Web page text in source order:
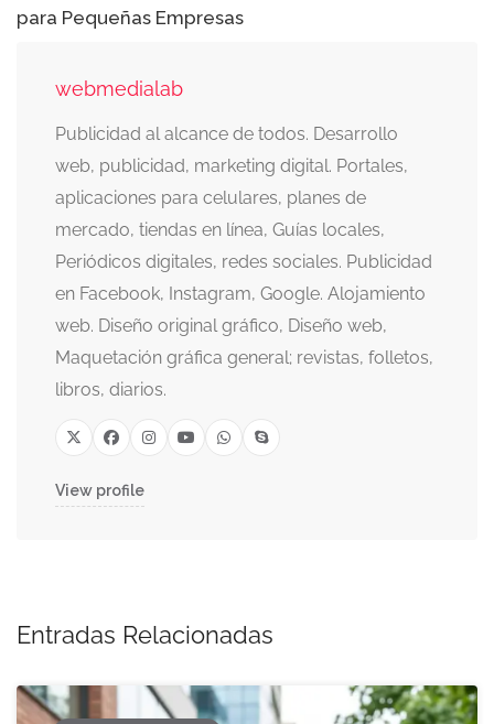
para Pequeñas Empresas
webmedialab
Publicidad al alcance de todos. Desarrollo
web, publicidad, marketing digital. Portales,
aplicaciones para celulares, planes de
mercado, tiendas en línea, Guías locales,
Periódicos digitales, redes sociales. Publicidad
en Facebook, Instagram, Google. Alojamiento
web. Diseño original gráfico, Diseño web,
Maquetación gráfica general; revistas, folletos,
libros, diarios.
View profile
Entradas Relacionadas